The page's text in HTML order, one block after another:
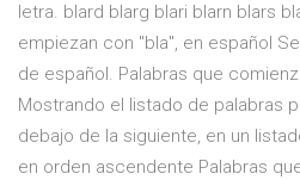
letra. blard blarg blari blarn blars
empiezan con "bla", en español
de español. Palabras que
Mostrando el listado de palabras
debajo de la siguiente, en un
en orden ascendente Palabras